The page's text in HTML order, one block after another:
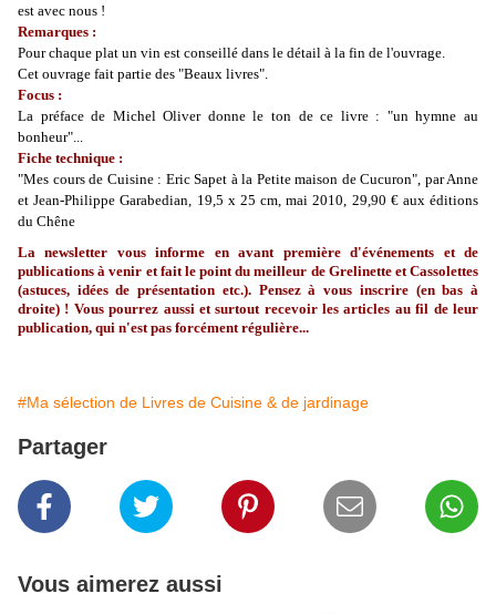
est avec nous !
Remarques :
Pour chaque plat un vin est conseillé dans le détail à la fin de l'ouvrage.
Cet ouvrage fait partie des "Beaux livres".
Focus :
La préface de Michel Oliver donne le ton de ce livre : "un hymne au
bonheur"...
Fiche technique :
"Mes cours de Cuisine : Eric Sapet à la Petite maison de Cucuron", par Anne
et Jean-Philippe Garabedian, 19,5 x 25 cm, mai 2010, 29,90 € aux éditions
du Chêne
La newsletter vous informe en avant première d'événements et de
publications à venir et fait le point du meilleur de Grelinette et Cassolettes
(astuces, idées de présentation etc.). Pensez à vous inscrire (en bas à
droite) ! Vous pourrez aussi et surtout recevoir les articles au fil de leur
publication, qui n'est pas forcément régulière...
#Ma sélection de Livres de Cuisine & de jardinage
Partager
Vous aimerez aussi